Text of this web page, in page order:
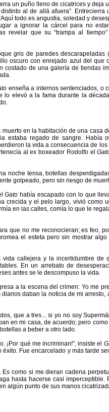
un puño lleno de cicatrices y deja
al de allá afuera”. Entrecierra
todo es angustia, soledad y
a ignorar la cárcel para no
revelar que su “trampa al tiempo”
gris de paredes descarapeladas
oscuro con enrejado azul del que
costado de una galería de tiendas
enseña a internos sentenciados, o
lo elevó a la fama durante la
en la habitación de una casa
estaba regado de sangre. Había
la vida a consecuencia de los
al ex boxeador Rodolfo el
noche tensa, botellas
golpeado, pero sin riesgo de
Gato había escapado con lo que
crecida y el pelo largo, vivió como
en las calles, comía lo que le
que no me reconocieran; es feo,
el esteta pero sin mostrar
callejera y la incertidumbre de
En un arrebato de
antes se le descompuso la vida.
a la escena del crimen: Yo me
daban la noticia de mi arresto,
que a tres... si yo no soy
en mi casa, de acuerdo; pero como
a beber a otro lado.
¡Por qué me incriminan!”, insiste el
Fue encarcelado y más tarde
como si me dieran cadena
hasta hacerse casi imperceptible.
algún punto de sus manos